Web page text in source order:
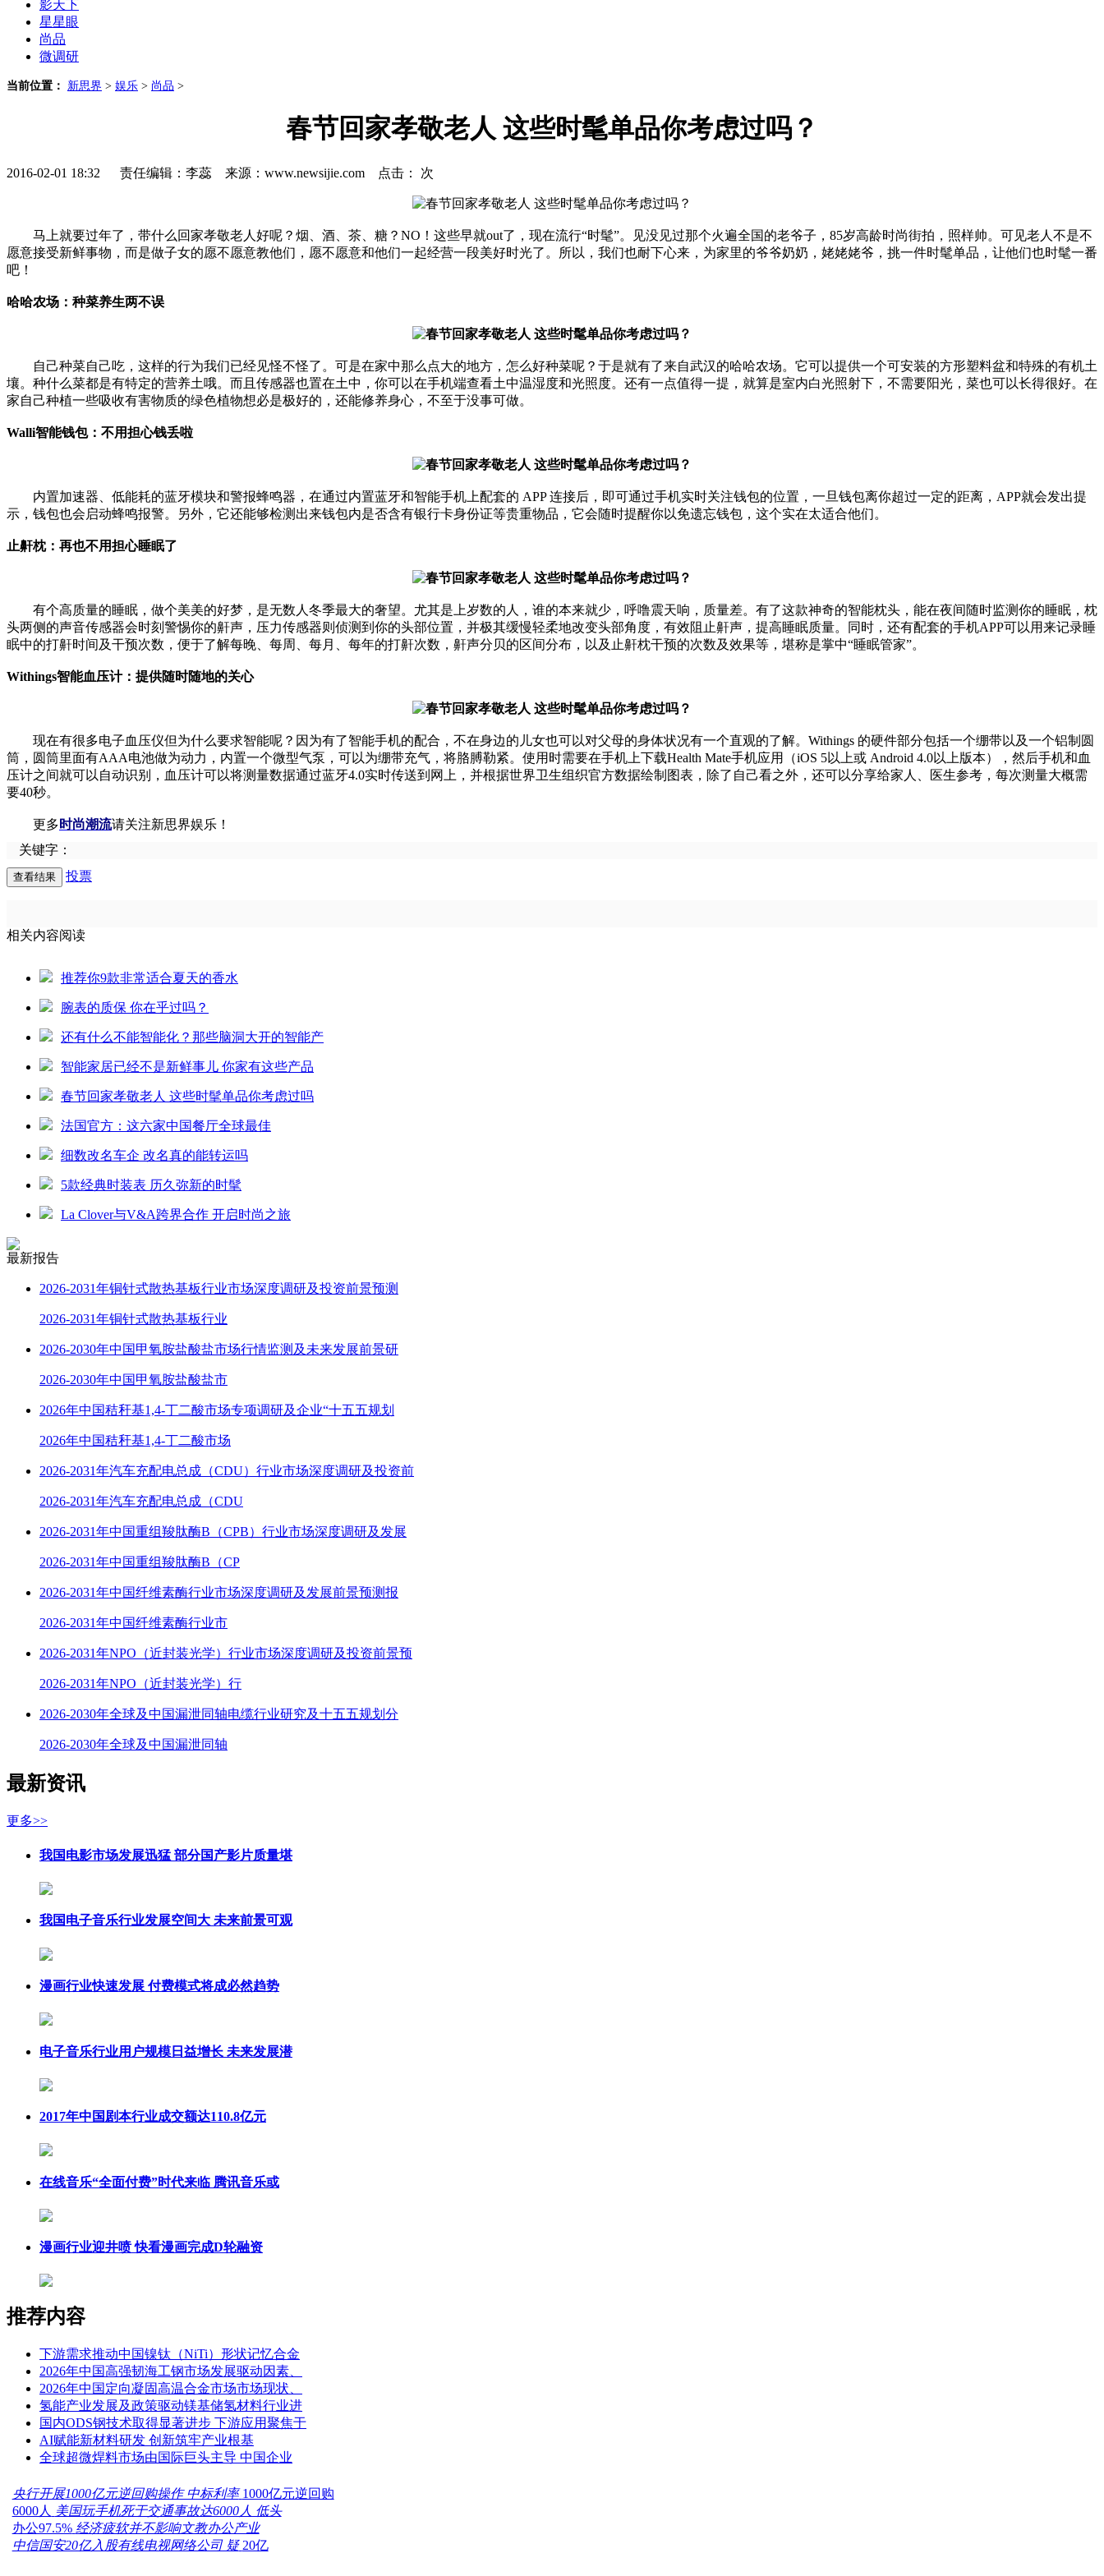
影天下
星星眼
尚品
微调研
当前位置： 新思界 > 娱乐 > 尚品 >
春节回家孝敬老人 这些时髦单品你考虑过吗？
2016-02-01 18:32 责任编辑：李蕊 来源：www.newsijie.com 点击： 次
马上就要过年了，带什么回家孝敬老人好呢？烟、酒、茶、糖？NO！这些早就out了，现在流行“时髦”。见没见过那个火遍全国的老爷子，85岁高龄时尚街拍，照样帅。可见老人不是不
愿意接受新鲜事物，而是做子女的愿不愿意教他们，愿不愿意和他们一起经营一段美好时光了。所以，我们也耐下心来，为家里的爷爷奶奶，姥姥姥爷，挑一件时髦单品，让他们也时髦一番
吧！
哈哈农场：种菜养生两不误
自己种菜自己吃，这样的行为我们已经见怪不怪了。可是在家中那么点大的地方，怎么好种菜呢？于是就有了来自武汉的哈哈农场。它可以提供一个可安装的方形塑料盆和特殊的有机土
壤。种什么菜都是有特定的营养土哦。而且传感器也置在土中，你可以在手机端查看土中温湿度和光照度。还有一点值得一提，就算是室内白光照射下，不需要阳光，菜也可以长得很好。在
家自己种植一些吸收有害物质的绿色植物想必是极好的，还能修养身心，不至于没事可做。
Walli智能钱包：不用担心钱丢啦
内置加速器、低能耗的蓝牙模块和警报蜂鸣器，在通过内置蓝牙和智能手机上配套的 APP 连接后，即可通过手机实时关注钱包的位置，一旦钱包离你超过一定的距离，APP就会发出提
示，钱包也会启动蜂鸣报警。另外，它还能够检测出来钱包内是否含有银行卡身份证等贵重物品，它会随时提醒你以免遗忘钱包，这个实在太适合他们。
止鼾枕：再也不用担心睡眠了
有个高质量的睡眠，做个美美的好梦，是无数人冬季最大的奢望。尤其是上岁数的人，谁的本来就少，呼噜震天响，质量差。有了这款神奇的智能枕头，能在夜间随时监测你的睡眠，枕
头两侧的声音传感器会时刻警惕你的鼾声，压力传感器则侦测到你的头部位置，并极其缓慢轻柔地改变头部角度，有效阻止鼾声，提高睡眠质量。同时，还有配套的手机APP可以用来记录睡
眠中的打鼾时间及干预次数，便于了解每晚、每周、每月、每年的打鼾次数，鼾声分贝的区间分布，以及止鼾枕干预的次数及效果等，堪称是掌中“睡眠管家”。
Withings智能血压计：提供随时随地的关心
现在有很多电子血压仪但为什么要求智能呢？因为有了智能手机的配合，不在身边的儿女也可以对父母的身体状况有一个直观的了解。Withings 的硬件部分包括一个绷带以及一个铝制圆
筒，圆筒里面有AAA电池做为动力，内置一个微型气泵，可以为绷带充气，将胳膊勒紧。使用时需要在手机上下载Health Mate手机应用（iOS 5以上或 Android 4.0以上版本），然后手机和血
压计之间就可以自动识别，血压计可以将测量数据通过蓝牙4.0实时传送到网上，并根据世界卫生组织官方数据绘制图表，除了自己看之外，还可以分享给家人、医生参考，每次测量大概需
要40秒。
更多 时尚潮流请关注新思界娱乐！
关键字：
投票
相关内容阅读
推荐你9款非常适合夏天的香水
腕表的质保 你在乎过吗？
还有什么不能智能化？那些脑洞大开的智能产
智能家居已经不是新鲜事儿 你家有这些产品
春节回家孝敬老人 这些时髦单品你考虑过吗
法国官方：这六家中国餐厅全球最佳
细数改名车企 改名真的能转运吗
5款经典时装表 历久弥新的时髦
La Clover与V&A跨界合作 开启时尚之旅
最新报告
2026-2031年铜针式散热基板行业市场深度调研及投资前景预测
2026-2031年铜针式散热基板行业
2026-2030年中国甲氧胺盐酸盐市场行情监测及未来发展前景研
2026-2030年中国甲氧胺盐酸盐市
2026年中国秸秆基1,4-丁二酸市场专项调研及企业“十五五规划
2026年中国秸秆基1,4-丁二酸市场
2026-2031年汽车充配电总成（CDU）行业市场深度调研及投资前
2026-2031年汽车充配电总成（CDU
2026-2031年中国重组羧肽酶B（CPB）行业市场深度调研及发展
2026-2031年中国重组羧肽酶B（CP
2026-2031年中国纤维素酶行业市场深度调研及发展前景预测报
2026-2031年中国纤维素酶行业市
2026-2031年NPO（近封装光学）行业市场深度调研及投资前景预
2026-2031年NPO（近封装光学）行
2026-2030年全球及中国漏泄同轴电缆行业研究及十五五规划分
2026-2030年全球及中国漏泄同轴
最新资讯
更多>>
我国电影市场发展迅猛 部分国产影片质量堪
我国电子音乐行业发展空间大 未来前景可观
漫画行业快速发展 付费模式将成必然趋势
电子音乐行业用户规模日益增长 未来发展潜
2017年中国剧本行业成交额达110.8亿元
在线音乐“全面付费”时代来临 腾讯音乐或
漫画行业迎井喷 快看漫画完成D轮融资
推荐内容
下游需求推动中国镍钛（NiTi）形状记忆合金
2026年中国高强韧海工钢市场发展驱动因素、
2026年中国定向凝固高温合金市场市场现状、
氢能产业发展及政策驱动镁基储氢材料行业进
国内ODS钢技术取得显著进步 下游应用聚焦于
AI赋能新材料研发 创新筑牢产业根基
全球超微焊料市场由国际巨头主导 中国企业
央行开展1000亿元逆回购操作 中标利率 1000亿元逆回购
6000人 美国玩手机死于交通事故达6000人 低头
办公97.5% 经济疲软并不影响文教办公产业
中信国安20亿入股有线电视网络公司 疑 20亿